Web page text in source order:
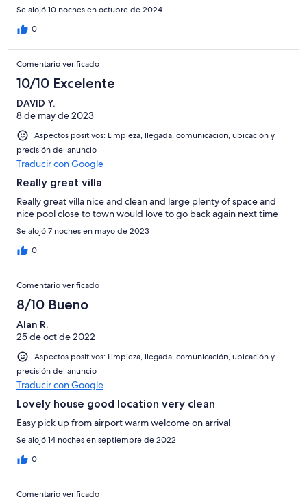
Se alojó 10 noches en octubre de 2024
0
Comentario verificado
10/10 Excelente
DAVID Y.
8 de may de 2023
Aspectos positivos: Limpieza, llegada, comunicación, ubicación y
precisión del anuncio
Traducir con Google
Really great villa
Really great villa nice and clean and large plenty of space and
nice pool close to town would love to go back again next time
Se alojó 7 noches en mayo de 2023
0
Comentario verificado
8/10 Bueno
Alan R.
25 de oct de 2022
Aspectos positivos: Limpieza, llegada, comunicación, ubicación y
precisión del anuncio
Traducir con Google
Lovely house good location very clean
Easy pick up from airport warm welcome on arrival
Se alojó 14 noches en septiembre de 2022
0
Comentario verificado